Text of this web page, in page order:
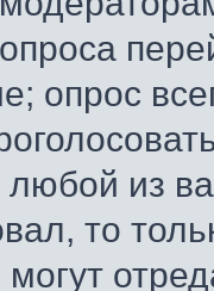
опрос
любой из
то